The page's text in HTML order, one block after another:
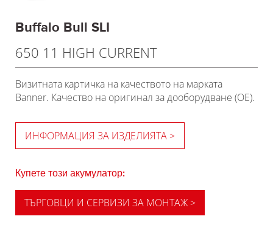
Buffalo Bull SLI
650 11 HIGH CURRENT
Визитната картичка на качеството на марката
Banner. Качество на оригинал за дооборудване (OE).
ИНФОРМАЦИЯ ЗА ИЗДЕЛИЯТА >
Купете този акумулатор:
ТЪРГОВЦИ И СЕРВИЗИ ЗА МОНТАЖ >